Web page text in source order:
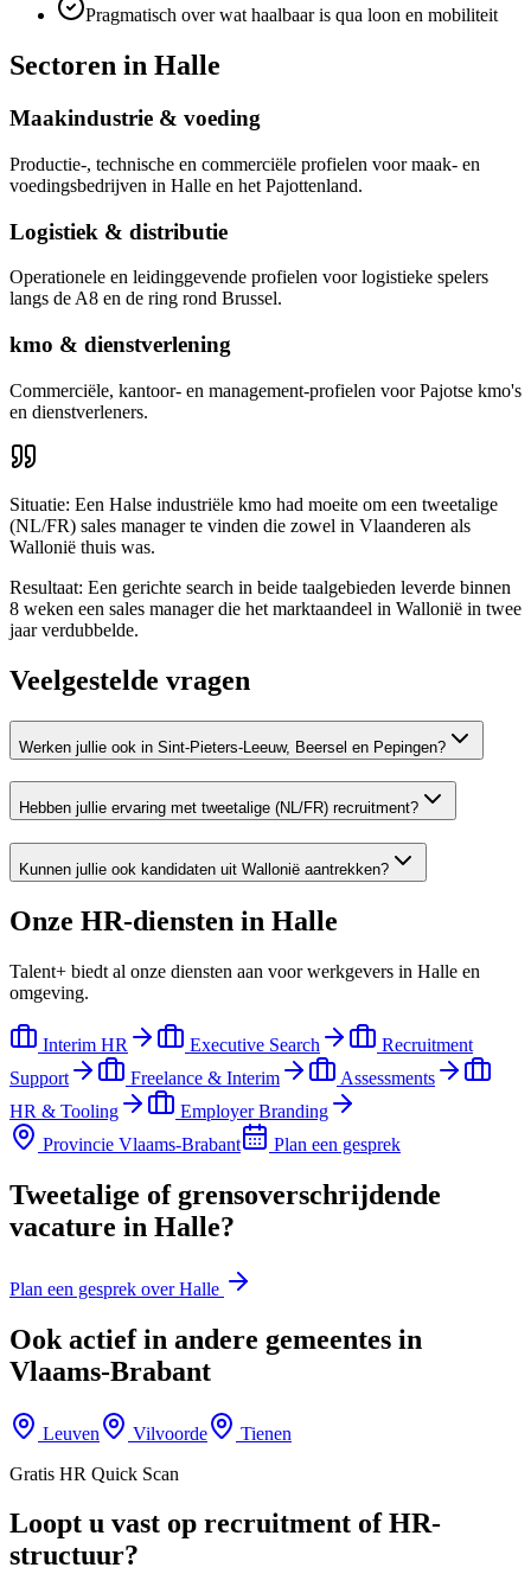
Pragmatisch over wat haalbaar is qua loon en mobiliteit
Sectoren in Halle
Maakindustrie & voeding
Productie-, technische en commerciële profielen voor maak- en
voedingsbedrijven in Halle en het Pajottenland.
Logistiek & distributie
Operationele en leidinggevende profielen voor logistieke spelers
langs de A8 en de ring rond Brussel.
kmo & dienstverlening
Commerciële, kantoor- en management-profielen voor Pajotse kmo's
en dienstverleners.
Situatie: Een Halse industriële kmo had moeite om een tweetalige
(NL/FR) sales manager te vinden die zowel in Vlaanderen als
Wallonië thuis was.
Resultaat: Een gerichte search in beide taalgebieden leverde binnen
8 weken een sales manager die het marktaandeel in Wallonië in twee
jaar verdubbelde.
Veelgestelde vragen
Werken jullie ook in Sint-Pieters-Leeuw, Beersel en Pepingen?
Hebben jullie ervaring met tweetalige (NL/FR) recruitment?
Kunnen jullie ook kandidaten uit Wallonië aantrekken?
Onze HR-diensten in Halle
Talent+ biedt al onze diensten aan voor werkgevers in Halle en
omgeving.
Interim HR Executive Search
Recruitment
Support
Freelance & Interim
Assessments
HR & Tooling
Employer Branding
Provincie Vlaams-Brabant Plan een gesprek
Tweetalige of grensoverschrijdende
vacature in Halle?
Plan een gesprek over Halle
Ook actief in andere gemeentes in
Vlaams-Brabant
Leuven Vilvoorde
Tienen
Gratis HR Quick Scan
Loopt u vast op recruitment of HR-
structuur?